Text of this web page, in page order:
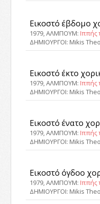
Εικοστό έβδομο
1979, ΑΛΜΠΟΥΜ: Ιππής
ΔΗΜΙΟΥΡΓΟΙ: Mikis
Εικοστό έκτο
1979, ΑΛΜΠΟΥΜ: Ιππής
ΔΗΜΙΟΥΡΓΟΙ: Mikis
Εικοστό ένατο
1979, ΑΛΜΠΟΥΜ: Ιππής
ΔΗΜΙΟΥΡΓΟΙ: Mikis
Εικοστό όγδοο
1979, ΑΛΜΠΟΥΜ: Ιππής
ΔΗΜΙΟΥΡΓΟΙ: Mikis